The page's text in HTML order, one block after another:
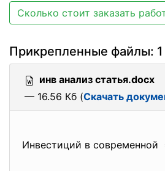
Сколько стоит заказать
Прикрепленные файлы: 1
инв анализ статья.docx
— 16.56 Кб (Скачать
Инвестиций в современной